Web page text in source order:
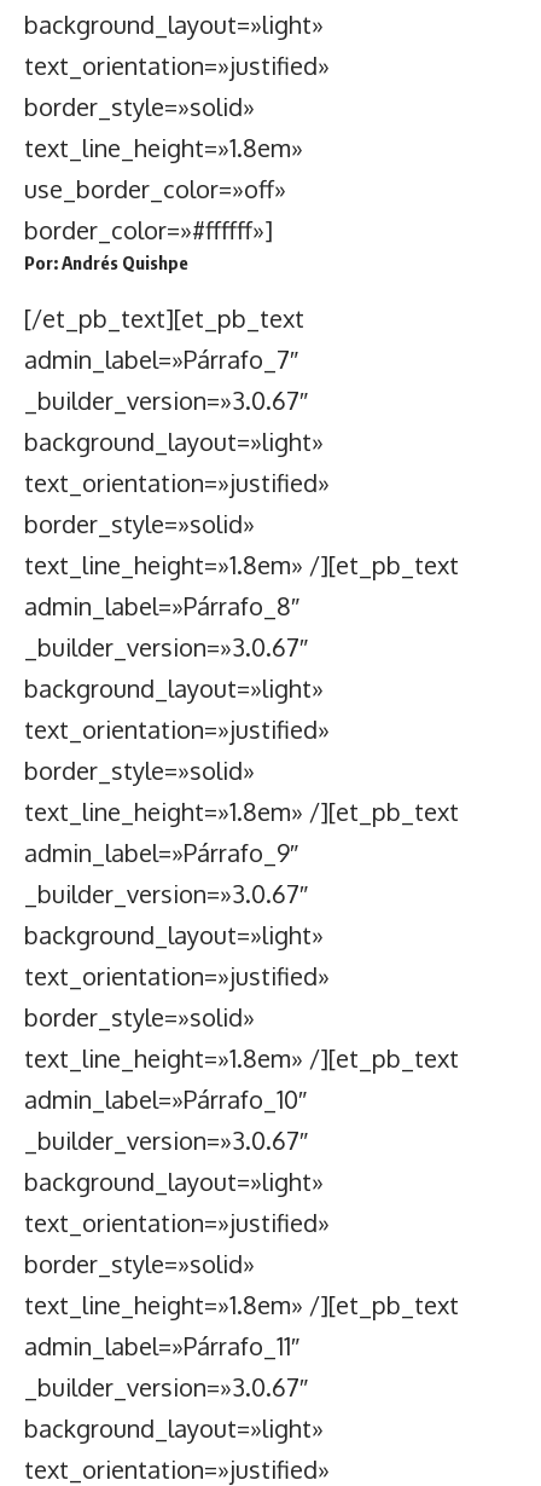
background_layout=»light»
text_orientation=»justified»
border_style=»solid»
text_line_height=»1.8em»
use_border_color=»off»
border_color=»#ffffff»]
Por: Andrés Quishpe
[/et_pb_text][et_pb_text
admin_label=»Párrafo_7″
_builder_version=»3.0.67″
background_layout=»light»
text_orientation=»justified»
border_style=»solid»
text_line_height=»1.8em» /][et_pb_text
admin_label=»Párrafo_8″
_builder_version=»3.0.67″
background_layout=»light»
text_orientation=»justified»
border_style=»solid»
text_line_height=»1.8em» /][et_pb_text
admin_label=»Párrafo_9″
_builder_version=»3.0.67″
background_layout=»light»
text_orientation=»justified»
border_style=»solid»
text_line_height=»1.8em» /][et_pb_text
admin_label=»Párrafo_10″
_builder_version=»3.0.67″
background_layout=»light»
text_orientation=»justified»
border_style=»solid»
text_line_height=»1.8em» /][et_pb_text
admin_label=»Párrafo_11″
_builder_version=»3.0.67″
background_layout=»light»
text_orientation=»justified»